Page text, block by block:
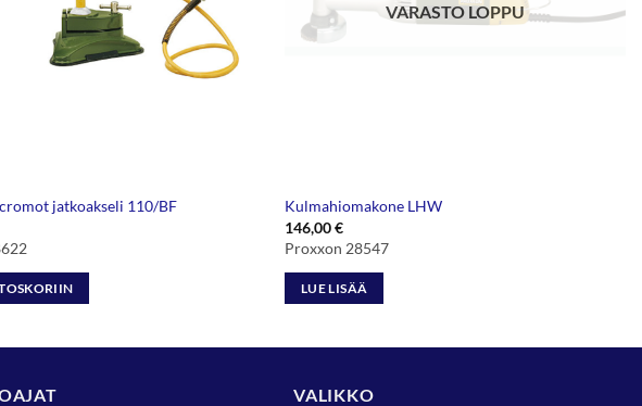
jatkoakseli 110/BF
VARASTO LOPPU
Kulmahiomakone LHW
146,00€
Proxxon 28547
LUE LISÄÄ
VALIKKO